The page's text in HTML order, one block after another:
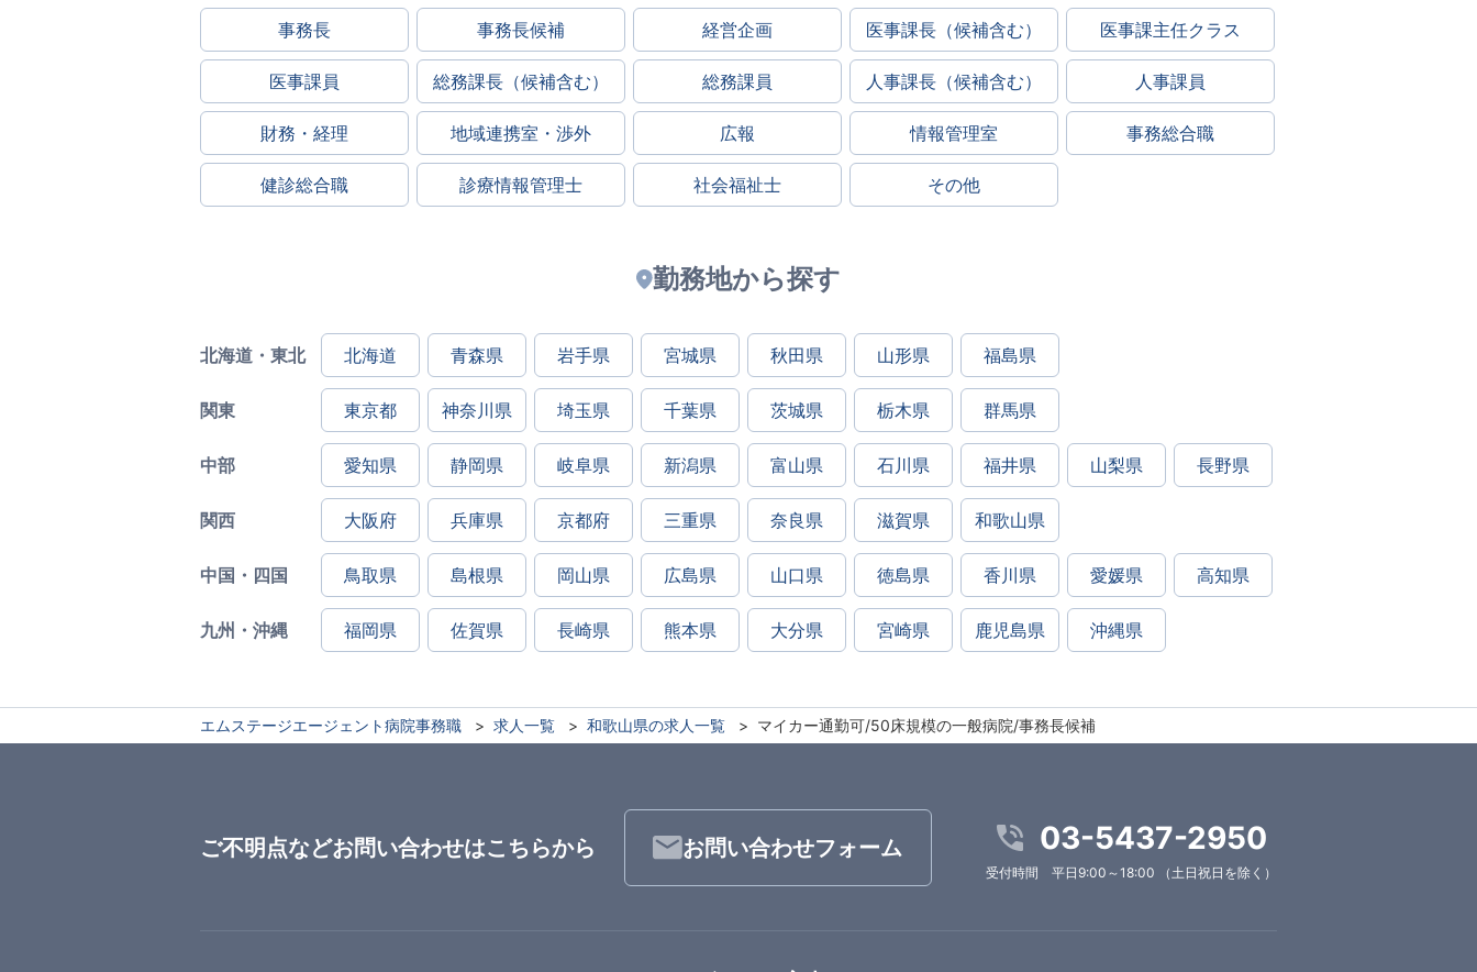
事務長 事務長候補 経営企画 医事課長（候補含む） 医事課主任クラス
医事課員 総務課長（候補含む） 総務課員 人事課長（候補含む） 人事課員
財務・経理 地域連携室・渉外 広報 情報管理室 事務総合職
健診総合職 診療情報管理士 社会福祉士 その他
勤務地から探す
北海道・東北 北海道 青森県 岩手県 宮城県 秋田県 山形県 福島県
関東 東京都 神奈川県 埼玉県 千葉県 茨城県 栃木県 群馬県
中部 愛知県 静岡県 岐阜県 新潟県 富山県 石川県 福井県 山梨県 長野県
関西 大阪府 兵庫県 京都府 三重県 奈良県 滋賀県 和歌山県
中国・四国 鳥取県 島根県 岡山県 広島県 山口県 徳島県 香川県 愛媛県 高知県
九州・沖縄 福岡県 佐賀県 長崎県 熊本県 大分県 宮崎県 鹿児島県 沖縄県
エムステージエージェント病院事務職 求人一覧 和歌山県の求人一覧 マイカー通勤可/50床規模の一般病院/事務長候補
ご不明点などお問い合わせはこちらから お問い合わせフォーム 03-5437-2950
受付時間 平日9:00～18:00 （土日祝日を除く）